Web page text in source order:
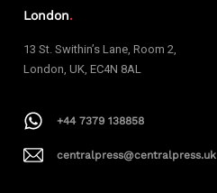
London.
13 St. Swithin’s Lane, Room 2,
London, UK, EC4N 8AL
+44 7379 138858
centralpress@centralpress.uk